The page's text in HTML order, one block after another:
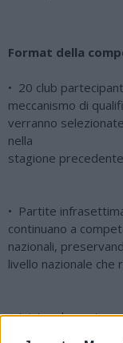
Format della
• 20 club
meccanismo di
verranno
nella
stagione precedente
• Partite
continuano a
nazionali,
livello nazionale che
• Inizio ad agosto,
gironi da dieci